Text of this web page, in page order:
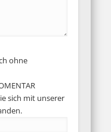
ohne
sich mit unserer